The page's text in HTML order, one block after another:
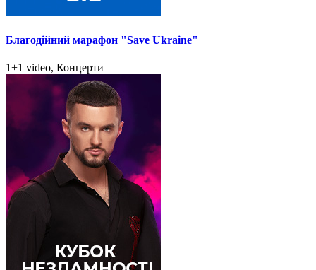
Благодійний марафон "Save Ukraine"
1+1 video, Концерти